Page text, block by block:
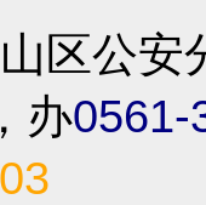
区公安
办0561-